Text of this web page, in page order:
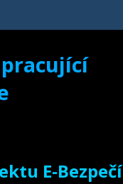
E-Bezpečí